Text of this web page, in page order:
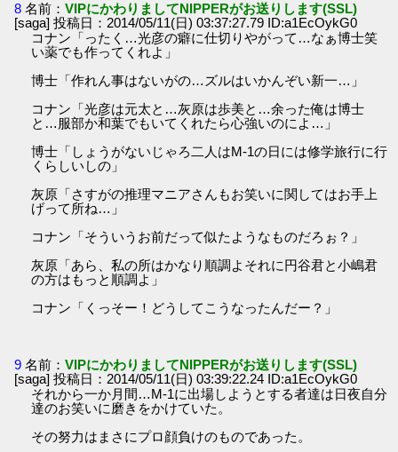
8 名前：VIPにかわりましてNIPPERがお送りします(SSL)
[saga] 投稿日：2014/05/11(日) 03:37:27.79 ID:a1EcOykG0
コナン「ったく…光彦の癖に仕切りやがって…なぁ博士笑
い薬でも作ってくれよ」
博士「作れん事はないがの…ズルはいかんぞい新一…」
コナン「光彦は元太と…灰原は歩美と…余った俺は博士
と…服部か和葉でもいてくれたら心強いのによ…」
博士「しょうがないじゃろ二人はM-1の日には修学旅行に行
くらしいしの」
灰原「さすがの推理マニアさんもお笑いに関してはお手上
げって所ね…」
コナン「そういうお前だって似たようなものだろぉ？」
灰原「あら、私の所はかなり順調よそれに円谷君と小嶋君
の方はもっと順調よ」
コナン「くっそー！どうしてこうなったんだー？」
9 名前：VIPにかわりましてNIPPERがお送りします(SSL)
[saga] 投稿日：2014/05/11(日) 03:39:22.24 ID:a1EcOykG0
それから一か月間…M-1に出場しようとする者達は日夜自分
達のお笑いに磨きをかけていた。
その努力はまさにプロ顔負けのものであった。